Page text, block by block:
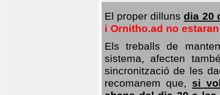
El proper dilluns dia 20
i Ornitho.ad no
Els treballs de
sistema, afecten
sincronització de les
recomanem que, si